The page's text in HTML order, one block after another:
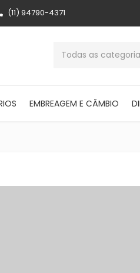
(11) 94790-4371
Todas as
EMBREAGEM E CÂMBIO